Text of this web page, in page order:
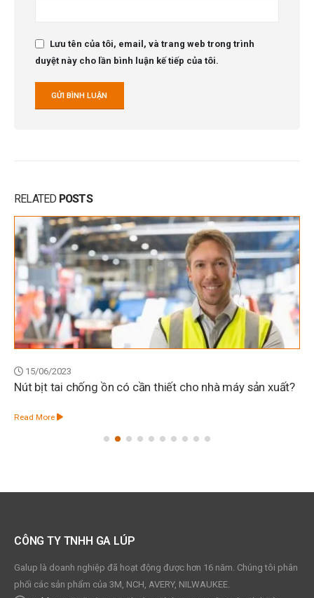
Lưu tên của tôi, email, và trang web trong trình
duyệt này cho lần bình luận kế tiếp của tôi.
RELATED POSTS
15/06/2023
Nút bịt tai chống ồn có cần thiết cho nhà máy sản xuất?
Read More
CÔNG TY TNHH GA LÚP
Galup là doanh nghiệp đã hoạt động được hơn 16 năm. Chúng tôi phân
phối các sản phẩm của 3M, NCH, AVERY, NILWAUKEE.